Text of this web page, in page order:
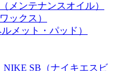
（メンテナンスオイル）
ワックス）
メット・パッド）
NIKE SB （ナイキエスビ